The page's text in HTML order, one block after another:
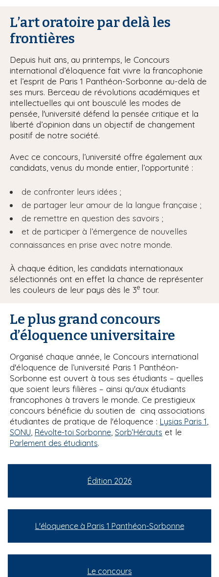
L’art oratoire par delà les
frontières
Depuis huit ans, au printemps, le Concours
international d’éloquence fait vivre la francophonie
et l’esprit de Paris 1 Panthéon-Sorbonne au-delà de
ses murs. Berceau de révolutions académiques et
intellectuelles qui ont bousculé les modes de
pensée, l'université défend la pensée critique et la
liberté d’opinion dans un objectif de changement
positif de notre société.
Avec ce concours, l’université offre également aux
candidats, venus du monde entier, l’opportunité :
de confronter leurs idées ;
de partager leur amour de la langue française ;
de remettre en question des savoirs ;
et de participer à l’émergence de nouvelles
connaissances en prise avec notre monde.
À chaque édition, les candidats internationaux
sélectionnés ont en effet la chance de représenter
les couleurs de leur pays dès le 3e tour.
Le plus grand concours
d’éloquence universitaire
Organisé chaque année, le Concours international
d'éloquence de l’université Paris 1 Panthéon-
Sorbonne est ouvert à tous ses étudiants – quelles
que soient leurs filières – ainsi qu'aux étudiants
francophones à travers le monde. Ce prestigieux
concours bénéficie du soutien de cinq associations
étudiantes de pratique de l'éloquence : Lysias Paris 1
SONU Révolte-toi Sorbonne Sorb’Hérauts et le
Parlement des étudiants.
Édition 2026
L'éloquence à Paris 1 Panthéon-Sorbonne
Le concours